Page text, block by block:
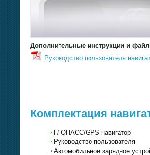
Дополнительные инструкции и
Руководство пользователя
Комплектация
ГЛОНАСС/GPS навигатор
Руководство пользователя
Автомобильное зарядное